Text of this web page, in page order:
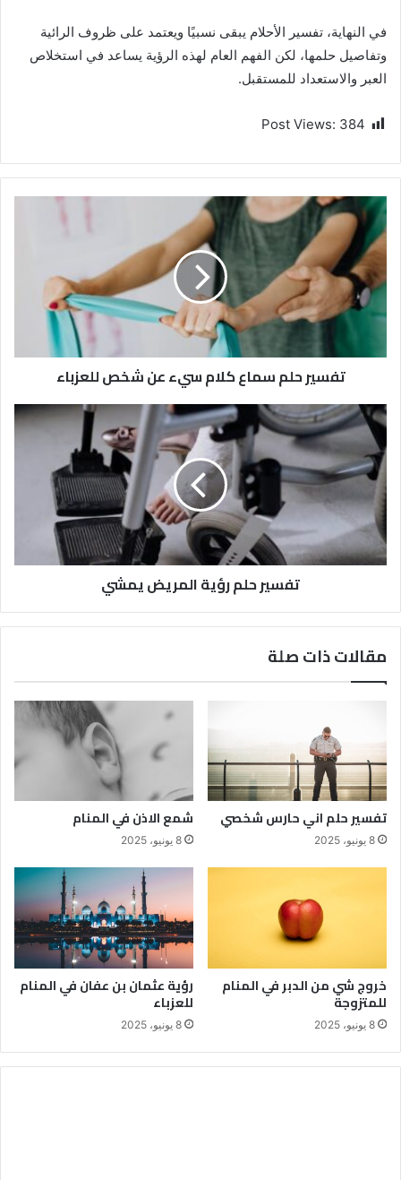
في النهاية، تفسير الأحلام يبقى نسبيًا ويعتمد على ظروف الرائية
وتفاصيل حلمها، لكن الفهم العام لهذه الرؤية يساعد في استخلاص
العبر والاستعداد للمستقبل.
Post Views: 384
تفسير حلم سماع كلام سيء عن شخص للعزباء
تفسير حلم رؤية المريض يمشي
مقالات ذات صلة
تفسير حلم اني حارس شخصي
8 يونيو، 2025
شمع الاذن في المنام
8 يونيو، 2025
خروج شي من الدبر في المنام
للمتزوجة
8 يونيو، 2025
رؤية عثمان بن عفان في المنام
للعزباء
8 يونيو، 2025